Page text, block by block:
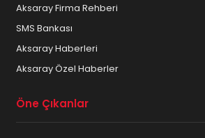
Aksaray Firma Rehberi
SMS Bankası
Aksaray Haberleri
Aksaray Özel Haberler
Öne Çıkanlar